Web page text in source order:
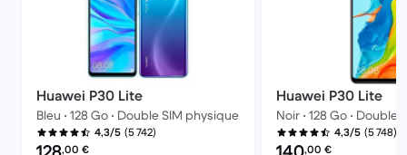
Huawei P30 Lite
Bleu • 128 Go • Double SIM physique
4,3/5 (5 742)
Prix reconditionné :
,00 €
Huawei P30 Lite
Noir • 128 Go • Double
4,3/5 (5 748)
Prix reconditionné :
,00 €